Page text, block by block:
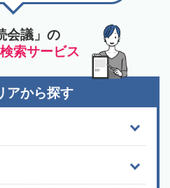
会議」の
索サービス
アから探す